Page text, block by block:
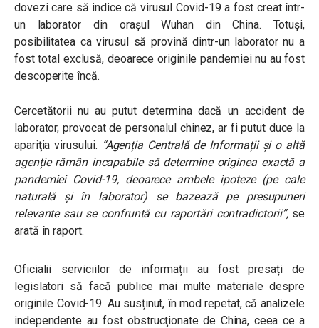
dovezi care să indice că virusul Covid-19 a fost creat într-
un laborator din orașul Wuhan din China. Totuși,
posibilitatea ca virusul să provină dintr-un laborator nu a
fost total exclusă, deoarece originile pandemiei nu au fost
descoperite încă.
Cercetătorii nu au putut determina dacă un accident de
laborator, provocat de personalul chinez, ar fi putut duce la
apariţia virusului. “Agenția Centrală de Informații și o altă
agenție rămân incapabile să determine originea exactă a
pandemiei Covid-19, deoarece ambele ipoteze (pe cale
naturală și în laborator) se bazează pe presupuneri
relevante sau se confruntă cu raportări contradictorii”,se
arată în raport.
Oficialii serviciilor de informații au fost presați de
legislatori să facă publice mai multe materiale despre
originile Covid-19. Au susținut, în mod repetat, că analizele
independente au fost obstrucţionate de China, ceea ce a